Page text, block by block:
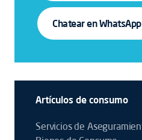
Chatear en WhatsApp
Artículos de consumo
Servicios de